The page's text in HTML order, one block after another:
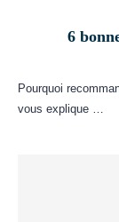
6
Pourquoi
vous explique …